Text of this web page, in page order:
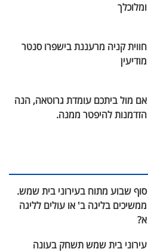
ומלוכלך
חווית קניה מרעננת בישפרו סנטר
מודיעין
אם מול ביתכם עומדת גרוטאה, הנה
הזדמנות להיפטר ממנה.
סוף שבוע מתוח בעירוני בית שמש.
ממשיכים בליגה ב' או עולים לליגה
א?
עירוני בית שמש תשחק בעונה